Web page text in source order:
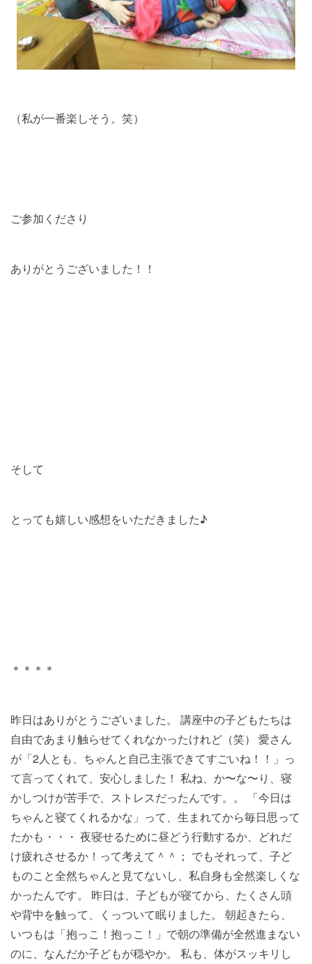
（私が一番楽しそう。笑）
ご参加くださり
ありがとうございました！！
そして
とっても嬉しい感想をいただきました♪
＊＊＊＊
昨日はありがとうございました。 講座中の子どもたちは
自由であまり触らせてくれなかったけれど（笑） 愛さん
が「2人とも、ちゃんと自己主張できてすごいね！！」っ
て言ってくれて、安心しました！ 私ね、か〜な〜り、寝
かしつけが苦手で、ストレスだったんです。。 「今日は
ちゃんと寝てくれるかな」って、生まれてから毎日思って
たかも・・・ 夜寝せるために昼どう行動するか、どれだ
け疲れさせるか！って考えて＾＾； でもそれって、子ど
ものこと全然ちゃんと見てないし、私自身も全然楽しくな
かったんです。 昨日は、子どもが寝てから、たくさん頭
や背中を触って、くっついて眠りました。 朝起きたら、
いつもは「抱っこ！抱っこ！」で朝の準備が全然進まない
のに、なんだか子どもが穏やか。 私も、体がスッキリし